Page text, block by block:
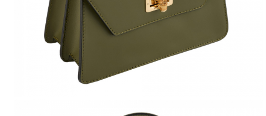
Genti Aurii
Genti bleo
Genți Albastre